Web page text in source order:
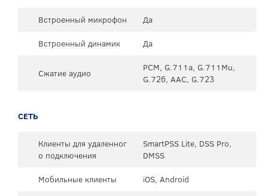
Встроенный микрофон
Да
Встроенный динамик
Да
Сжатие аудио
PCM, G.711a, G.711Mu,
G.726, AAC, G.723
СЕТЬ
Клиенты для удаленног
о подключения
SmartPSS Lite, DSS Pro,
DMSS
Мобильные клиенты
iOS, Android